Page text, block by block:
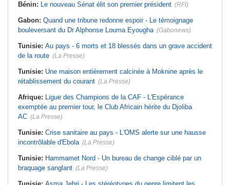
Bénin: Le nouveau Sénat élit son premier président (RFI)
Gabon: Quand une tribune redonne espoir - Le témoignage
bouleversant du Dr Alphonse Louma Eyougha (Gabonews)
Tunisie: Au pays - 6 morts et 18 blessés dans un grave accident
de la route (La Presse)
Tunisie: Une maison entièrement calcinée à Moknine après le
rétablissement du courant (La Presse)
Afrique: Ligue des Champions de la CAF - L'Espérance
exemptée au premier tour, le Club Africain hérite du Djoliba
AC (La Presse)
Tunisie: Crise sanitaire au pays - L'OMS alerte sur une hausse
incontrôlable d'Ebola (La Presse)
Tunisie: Hammamet Nord - Un bureau de change ciblé par un
braquage sanglant (La Presse)